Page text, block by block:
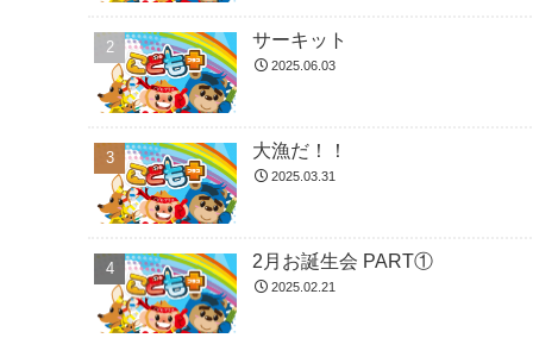
サーキット
2025.06.03
大漁だ！！
2025.03.31
2月お誕生会 PART①
2025.02.21